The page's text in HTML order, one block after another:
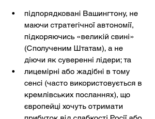
підпорядковані Вашингтону, не
маючи стратегічної автономії,
підкоряючись «великій свині»
(Сполученим Штатам), а не
діючи як суверенні лідери; та
лицемірні або жадібні в тому
сенсі (часто використовується в
кремлівських посланнях), що
європейці хочуть отримати